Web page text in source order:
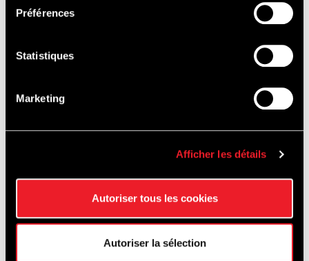
Préférences
Statistiques
Marketing
Afficher les détails
Autoriser tous les cookies
Autoriser la sélection
Schließung Empfang: 20:30 Uhr
Beginn der Aktivität: 18:15 Uhr
Uhr (abhängig vom Tageslicht)
Circuit de Spa-Francorchamps
RETOUR AUX NEWS